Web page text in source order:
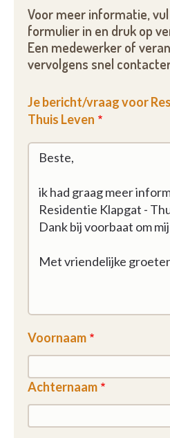
Voor meer informatie,
formulier in en druk op
Een medewerker of
vervolgens snel
Je bericht/vraag voor
Thuis Leven
Voornaam
Achternaam